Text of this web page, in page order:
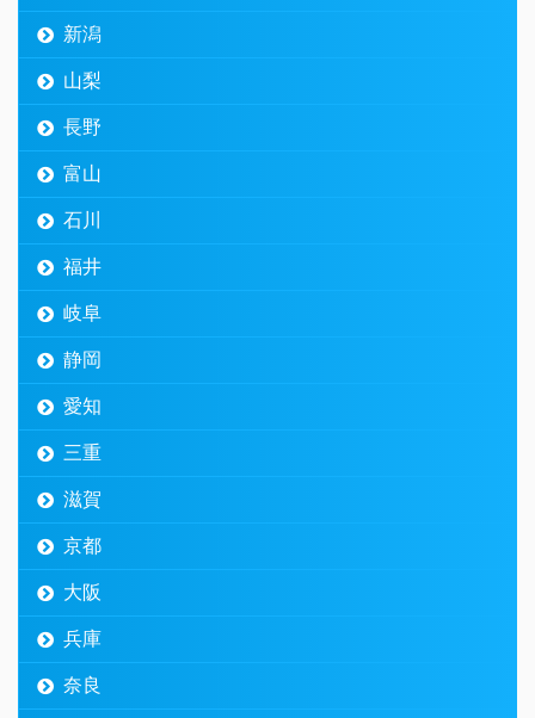
新潟
山梨
長野
富山
石川
福井
岐阜
静岡
愛知
三重
滋賀
京都
大阪
兵庫
奈良